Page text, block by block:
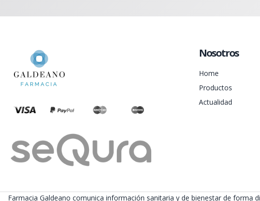
Nosotros
Home
Productos
Actualidad
Farmacia Galdeano comunica información sanitaria y de bienestar de forma